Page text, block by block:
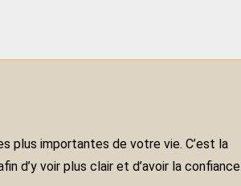
plus importantes de votre vie. C’est la
d’y voir plus clair et d’avoir la confiance